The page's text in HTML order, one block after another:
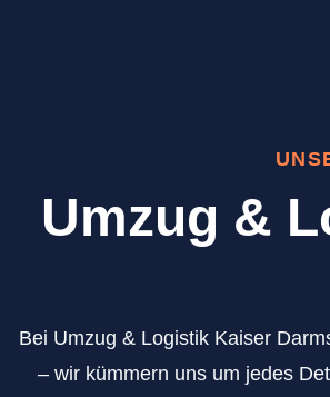
Umzug &
Bei Umzug & Logistik Kaiser
– wir kümmern uns um jedes